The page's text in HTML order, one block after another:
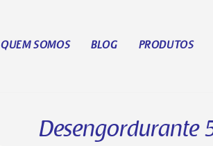
QUEM SOMOS BLOG PRODUTOS
Desengordurante